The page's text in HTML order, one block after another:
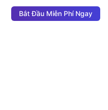
Bắt Đầu Miễn Phí Ngay